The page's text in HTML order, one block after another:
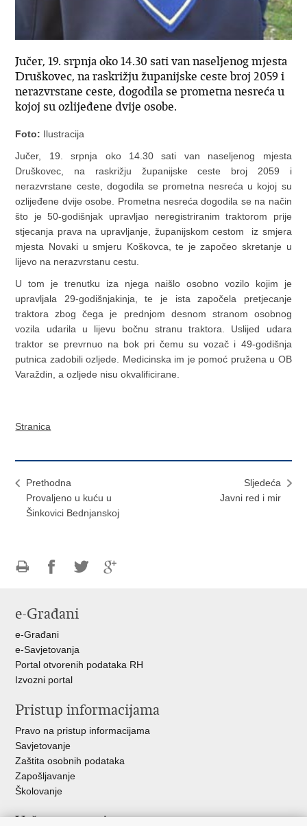
Jučer, 19. srpnja oko 14.30 sati van naseljenog mjesta
Druškovec, na raskrižju županijske ceste broj 2059 i
nerazvrstane ceste, dogodila se prometna nesreća u
kojoj su ozlijeđene dvije osobe.
Foto: Ilustracija
Jučer, 19. srpnja oko 14.30 sati van naseljenog mjesta
Druškovec, na raskrižju županijske ceste broj 2059 i
nerazvrstane ceste, dogodila se prometna nesreća u kojoj su
ozlijeđene dvije osobe. Prometna nesreća dogodila se na način
što je 50-godišnjak upravljao neregistriranim traktorom prije
stjecanja prava na upravljanje, županijskom cestom iz smjera
mjesta Novaki u smjeru Koškovca, te je započeo skretanje u
lijevo na nerazvrstanu cestu.
U tom je trenutku iza njega naišlo osobno vozilo kojim je
upravljala 29-godišnjakinja, te je ista započela pretjecanje
traktora zbog čega je prednjom desnom stranom osobnog
vozila udarila u lijevu bočnu stranu traktora. Uslijed udara
traktor se prevrnuo na bok pri čemu su vozač i 49-godišnja
putnica zadobili ozljede. Medicinska im je pomoć pružena u OB
Varaždin, a ozljede nisu okvalificirane.
Stranica
Prethodna
Provaljeno u kuću u
Šinkovici Bednjanskoj
Sljedeća
Javni red i mir
FacebookuTwitteru
e-Građani
e-Građani
e-Savjetovanja
Portal otvorenih podataka RH
Izvozni portal
Pristup informacijama
Pravo na pristup informacijama
Savjetovanje
Zaštita osobnih podataka
Zapošljavanje
Školovanje
Važne poveznice